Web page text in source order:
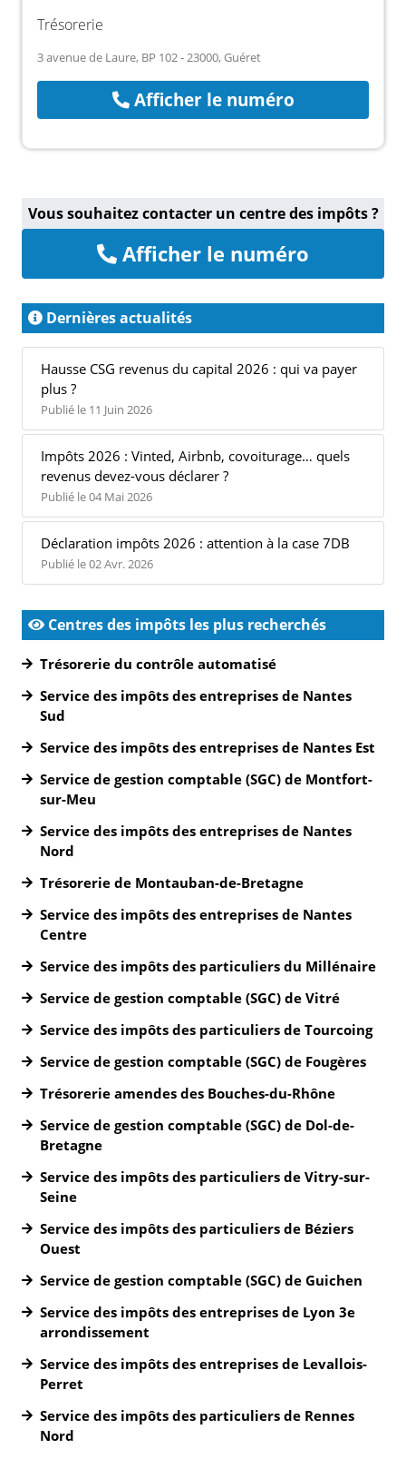
Trésorerie
3 avenue de Laure, BP 102 - 23000, Guéret
Afficher le numéro
Vous souhaitez contacter un centre des impôts ?
Afficher le numéro
Dernières actualités
Hausse CSG revenus du capital 2026 : qui va payer
plus ?
Publié le 11 Juin 2026
Impôts 2026 : Vinted, Airbnb, covoiturage… quels
revenus devez-vous déclarer ?
Publié le 04 Mai 2026
Déclaration impôts 2026 : attention à la case 7DB
Publié le 02 Avr. 2026
Centres des impôts les plus recherchés
Trésorerie du contrôle automatisé
Service des impôts des entreprises de Nantes
Sud
Service des impôts des entreprises de Nantes Est
Service de gestion comptable (SGC) de Montfort-
sur-Meu
Service des impôts des entreprises de Nantes
Nord
Trésorerie de Montauban-de-Bretagne
Service des impôts des entreprises de Nantes
Centre
Service des impôts des particuliers du Millénaire
Service de gestion comptable (SGC) de Vitré
Service des impôts des particuliers de Tourcoing
Service de gestion comptable (SGC) de Fougères
Trésorerie amendes des Bouches-du-Rhône
Service de gestion comptable (SGC) de Dol-de-
Bretagne
Service des impôts des particuliers de Vitry-sur-
Seine
Service des impôts des particuliers de Béziers
Ouest
Service de gestion comptable (SGC) de Guichen
Service des impôts des entreprises de Lyon 3e
arrondissement
Service des impôts des entreprises de Levallois-
Perret
Service des impôts des particuliers de Rennes
Nord